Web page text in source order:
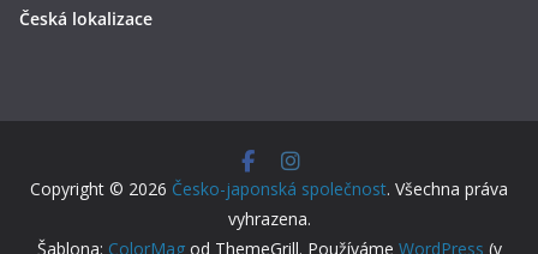
Česká lokalizace
Copyright © 2026 Česko-japonská společnost. Všechna práva
vyhrazena.
Šablona: ColorMagod ThemeGrill. Používáme WordPress (v